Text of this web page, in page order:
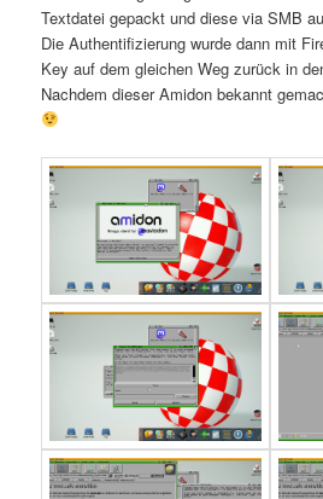
Textdatei gepackt und diese via SMB
Die Authentifizierung wurde dann mit
Key auf dem gleichen Weg zurück in
Nachdem dieser Amidon bekannt